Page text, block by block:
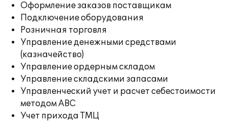
Оформление заказов поставщикам
Подключение оборудования
Розничная торговля
Управление денежными средствами
(казначейство)
Управление ордерным складом
Управление складскими запасами
Управленческий учет и расчет себестоимости
методом ABC
Учет прихода ТМЦ